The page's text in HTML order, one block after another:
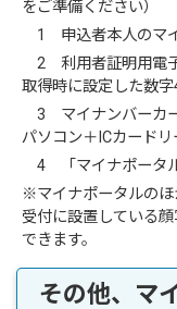
をご準備ください）
1 申込者本人のマ
2 利用者証明用電子
取得時に設定した数字
3 マイナンバーカー
パソコン＋ICカードリ
4 「マイナポータ
※マイナポータルのほ
受付に設置している
できます。
その他、マ